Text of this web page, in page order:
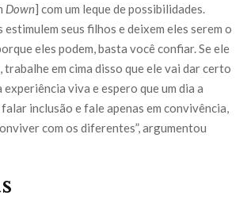
Down] com um leque de possibilidades.
estimulem seus filhos e deixem eles serem o
eles podem, basta você confiar. Se ele
trabalhe em cima disso que ele vai dar certo
experiência viva e espero que um dia a
inclusão e fale apenas em convivência,
com os diferentes”, argumentou